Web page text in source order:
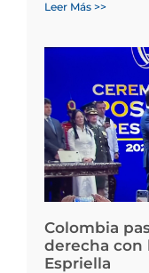
Leer Más >>
Colombia
derecha con
Espriella